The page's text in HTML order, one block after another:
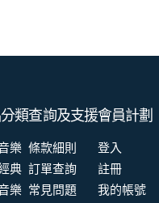
類
樂
典
樂
查詢及支援
條款細則
訂單查詢
常見問題
會員計劃
登入
註冊
我的帳號